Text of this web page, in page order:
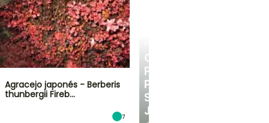
CONSEJOS
PERSONALIZADOS
PARA
SU
JARDÍN
Agracejo japonés - Berberis
thunbergii Fireb…
7